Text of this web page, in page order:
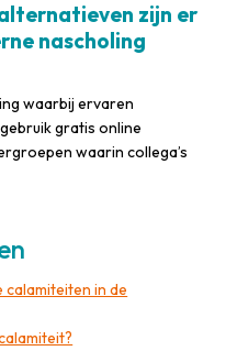
zijn er
nascholing
waarbij ervaren
gratis online
waarin collega’s
in de